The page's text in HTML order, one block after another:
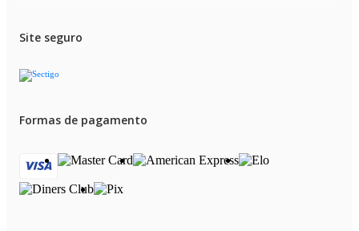
Site seguro
Formas de pagamento